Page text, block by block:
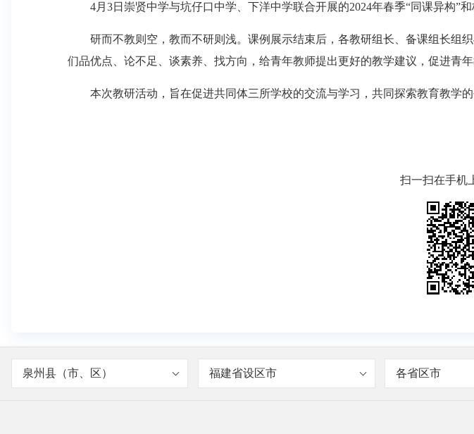
4月3日崇贤中学与坑仔口中学、下洋中学联合开展的2024年春季“同课异构”和
研而不教则空，教而不研则浅。课例展示结束后，各教研组长、备课组长组
们品优点、论不足、谈素养、找方向，给青年教师提出更好的教学建议，促进青年
本次教研活动，旨在促进共同体三所学校的交流与学习，共同探索教育教学的
扫一扫在手机
泉州县（市、区） 福建省设区市 各省区市